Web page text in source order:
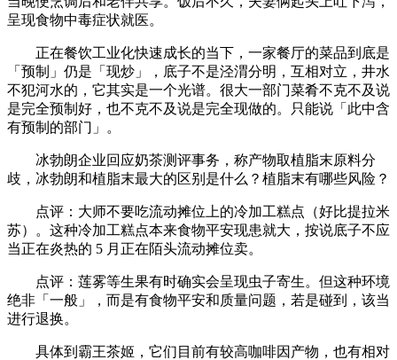
呈现食物中毒症状就医。
正在餐饮工业化快速成长的当下，一家餐厅的菜品到底是
「预制」仍是「现炒」，底子不是泾渭分明，互相对立，井水
不犯河水的，它其实是一个光谱。很大一部门菜肴不克不及说
是完全预制好，也不克不及说是完全现做的。只能说「此中含
有预制的部门」。
冰勃朗企业回应奶茶测评事务，称产物取植脂末原料分
歧，冰勃朗和植脂末最大的区别是什么？植脂末有哪些风险？
点评：大师不要吃流动摊位上的冷加工糕点（好比提拉米
苏）。这种冷加工糕点本来食物平安现患就大，按说底子不应
当正在炎热的 5 月正在陌头流动摊位卖。
点评：莲雾等生果有时确实会呈现虫子寄生。但这种环境
绝非「一般」，而是有食物平安和质量问题，若是碰到，该当
进行退换。
具体到霸王茶姬，它们目前有较高咖啡因产物，也有相对